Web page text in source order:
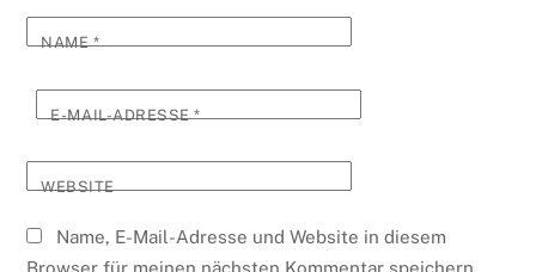
NAME*
E-MAIL-ADRESSE*
WEBSITE
Name, E-Mail-Adresse und Website in diesem
Browser für meinen nächsten Kommentar speichern.